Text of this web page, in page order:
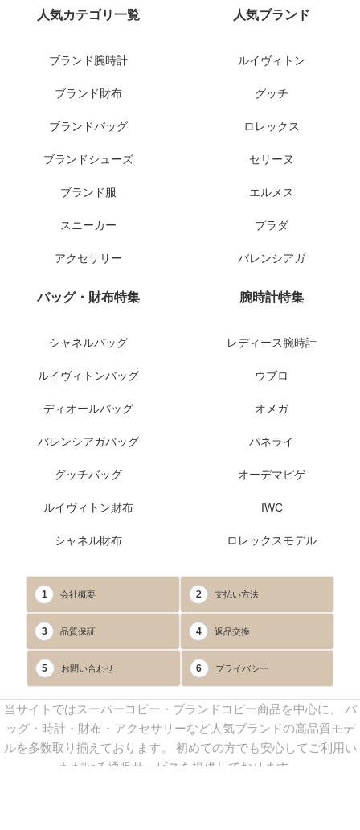
人気カテゴリ一覧
ブランド腕時計
ブランド財布
ブランドバッグ
ブランドシューズ
ブランド服
スニーカー
アクセサリー
人気ブランド
ルイヴィトン
グッチ
ロレックス
セリーヌ
エルメス
プラダ
バレンシアガ
バッグ・財布特集
シャネルバッグ
ルイヴィトンバッグ
ディオールバッグ
バレンシアガバッグ
グッチバッグ
ルイヴィトン財布
シャネル財布
腕時計特集
レディース腕時計
ウブロ
オメガ
パネライ
オーデマピゲ
IWC
ロレックスモデル
1 会社概要 2 支払い方法
3 品質保証 4 返品交換
5 お問い合わせ 6 プライバシー
当サイトではスーパーコピー・ブランドコピー商品を中心に、 バ
ッグ・時計・財布・アクセサリーなど人気ブランドの高品質モデ
ルを多数取り揃えております。 初めての方でも安心してご利用い
ただける通販サービスを提供しております。